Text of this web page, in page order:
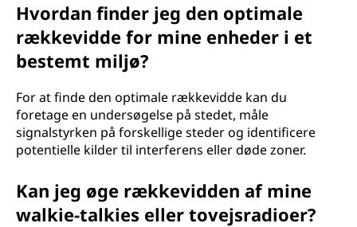
Hvordan finder jeg den optimale
rækkevidde for mine enheder i et
bestemt miljø?
For at finde den optimale rækkevidde kan du
foretage en undersøgelse på stedet, måle
signalstyrken på forskellige steder og identificere
potentielle kilder til interferens eller døde zoner.
Kan jeg øge rækkevidden af mine
walkie-talkies eller tovejsradioer?